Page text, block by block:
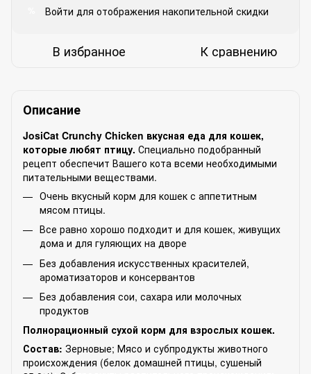
Войти для отображения накопительной скидки
В избранное К сравнению
Описание
JosiCat Crunchy Chicken вкусная еда для кошек,
которые любят птицу. Специально подобранный
рецепт обеспечит Вашего кота всеми необходимыми
питательными веществами.
Очень вкусный корм для кошек с аппетитным
мясом птицы.
Все равно хорошо подходит и для кошек, живущих
дома и для гуляющих на дворе
Без добавления искусственных красителей,
ароматизаторов и консервантов
Без добавления сои, сахара или молочных
продуктов
Полнорационный сухой корм для взрослых кошек.
Состав: Зерновые; Мясо и субпродукты животного
происхождения (белок домашней птицы, сушеный